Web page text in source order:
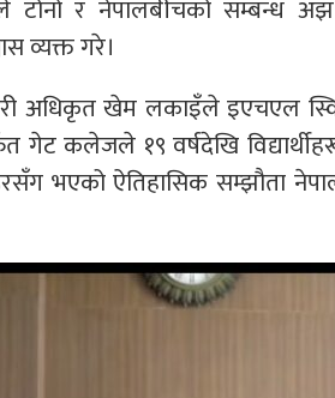
टोनो र नेपालबीचको सम्बन्ध
व्यक्त गरे।
अधिकृत खेम लकाइँले इएचएल
गेट कलेजले १९ वर्षदेखि
भएको ऐतिहासिक सम्झौता